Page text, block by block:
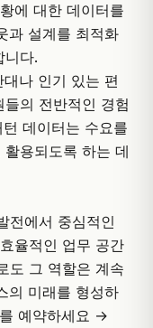
에 대한 데이터를
과 설계를 최적화
니다.
나 인기 있는 편
의 전반적인 경험
데이터는 수요를
용되도록 하는 데
전에서 중심적인
율적인 업무 공간
도 그 역할은 계속
의 미래를 형성하
예약하세요 →